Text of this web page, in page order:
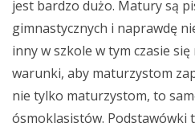
jest bardzo dużo. Matury są
gimnastycznych i naprawdę
inny w szkole w tym czasie się
warunki, aby maturzystom
nie tylko maturzystom, to
ósmoklasistów. Podstawówki